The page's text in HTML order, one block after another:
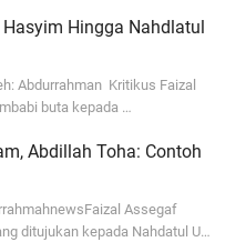
Hingga Nahdlatul
Abdurrahman Kritikus Faizal
buta kepada …
Abdillah Toha: Contoh
Assegaf
ditujukan kepada Nahdatul U…